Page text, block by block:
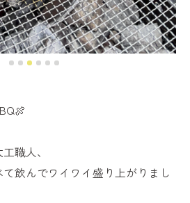
職人、
飲んでワイワイ盛り上がりまし